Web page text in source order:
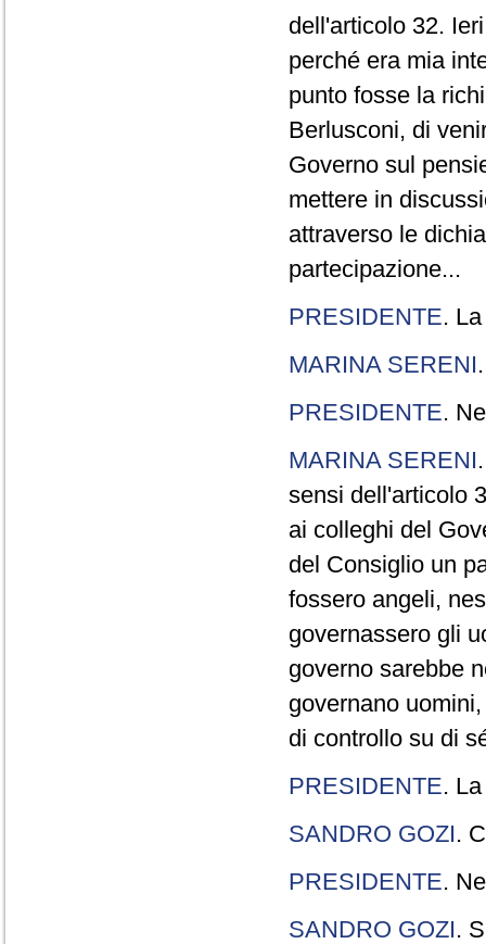
dell'articolo 32.
perché era mia
punto fosse la
Berlusconi, di
Governo sul
mettere in
attraverso le
partecipazione...
PRESIDENTE.
MARINA SERENI
PRESIDENTE.
MARINA SERENI
sensi dell'articolo
ai colleghi del
del Consiglio un
fossero angeli,
governassero gli
governo sarebbe
governano
di controllo su di
PRESIDENTE.
SANDRO GOZI.
PRESIDENTE.
SANDRO GOZI.